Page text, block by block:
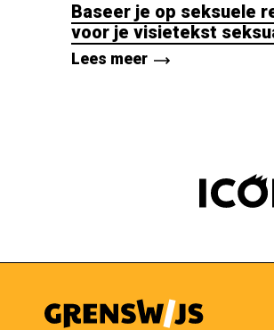
Baseer je op seksuele
voor je visietekst
Lees meer